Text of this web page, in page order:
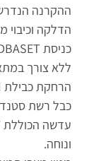
ההקרנה
הדלקה וכיבוי
ללא צורך
כבל רשת
ונוחה.